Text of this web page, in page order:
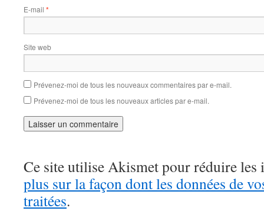
E-mail *
Site web
Prévenez-moi de tous les nouveaux commentaires par e-mail.
Prévenez-moi de tous les nouveaux articles par e-mail.
Ce site utilise Akismet pour réduire les
plus sur la façon dont les données de
traitées.